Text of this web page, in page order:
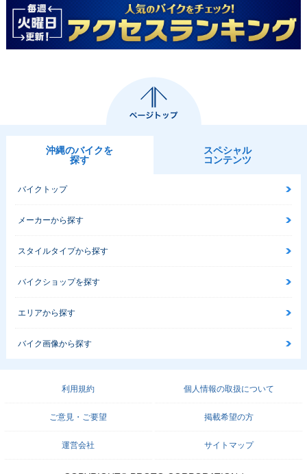
沖縄のバイクを
探す
スペシャル
コンテンツ
バイクトップ
メーカーから探す
スタイルタイプから探す
バイクショップを探す
エリアから探す
バイク画像から探す
利用規約 個人情報の取扱について
ご意見・ご要望 掲載希望の方
運営会社 サイトマップ